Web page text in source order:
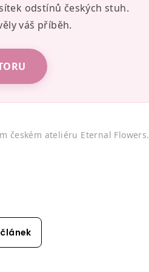
odstínů českých stuh.
váš příběh.
českém ateliéru Eternal Flowers.